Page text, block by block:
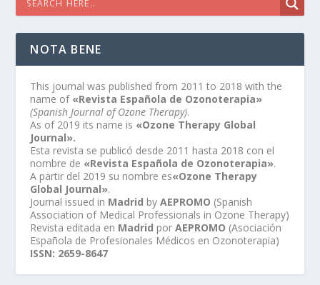
NOTA BENE
This journal was published from 2011 to 2018 with the
name of «Revista Española de Ozonoterapia»
(Spanish Journal of Ozone Therapy).
As of 2019 its name is «Ozone Therapy Global
Journal».
Esta revista se publicó desde 2011 hasta 2018 con el
nombre de «Revista Española de Ozonoterapia».
A partir del 2019 su nombre es«Ozone Therapy
Global Journal».
Journal issued in Madrid byAEPROMO (Spanish
Association of Medical Professionals in Ozone Therapy)
Revista editada en Madrid porAEPROMO (Asociación
Española de Profesionales Médicos en Ozonoterapia)
ISSN: 2659-8647